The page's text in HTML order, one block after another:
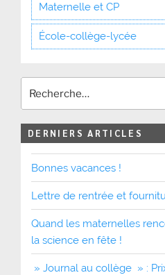
Maternelle et CP
École-collège-lycée
DERNIERS ARTICLES
Bonnes vacances !
Lettre de rentrée et
Quand les maternelles
la science en fête !
» Journal au collège » :